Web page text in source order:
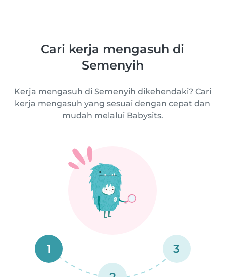
Cari kerja mengasuh di
Semenyih
Kerja mengasuh di Semenyih dikehendaki? Cari
kerja mengasuh yang sesuai dengan cepat dan
mudah melalui Babysits.
1 3